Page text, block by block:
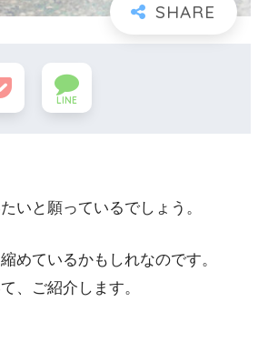
LINE
いと願っているでしょう。
めているかもしれなのです。
、ご紹介します。